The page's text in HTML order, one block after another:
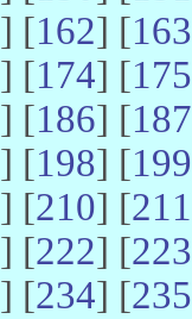
] [162] [163
] [174] [175
] [186] [187
] [198] [199
] [210] [211
] [222] [223
] [234] [235